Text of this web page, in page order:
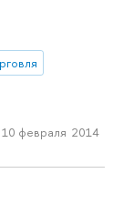
10 февраля 2014